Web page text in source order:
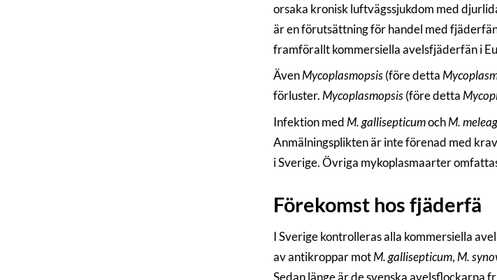
orsaka kronisk luftvägssjukdom med
är en förutsättning för handel med
framförallt kommersiella avelsfjäderfän i
ÄvenMycoplasmopsis(före detta
förluster. Mycoplasmopsis(före detta
Infektion med M. gallisepticumochM.
Anmälningsplikten är inte förenad med
i Sverige. Övriga mykoplasmaarter
Förekomst hos fjäderfä
I Sverige kontrolleras alla kommersiella
av antikroppar motM. gallisepticum, M.
Sedan länge är de svenska avelsflockarna